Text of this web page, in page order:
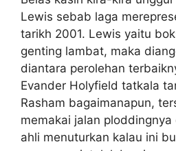
Lewis sebab laga
tarikh 2001. Lewis yaitu
genting lambat, maka
diantara perolehan
Evander Holyfield tatkala
Rasham bagaimanapun,
memakai jalan
ahli menuturkan kalau ini